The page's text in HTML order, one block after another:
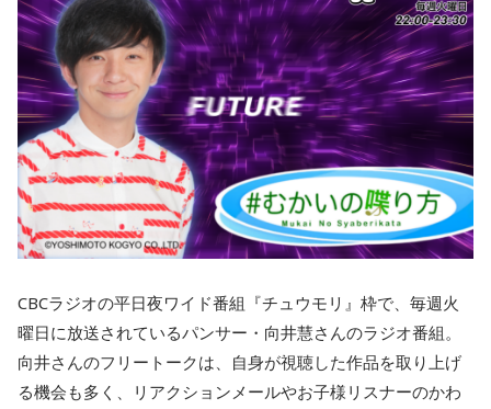
CBCラジオの平日夜ワイド番組『チュウモリ』枠で、毎週火
曜日に放送されているパンサー・向井慧さんのラジオ番組。
向井さんのフリートークは、自身が視聴した作品を取り上げ
る機会も多く、リアクションメールやお子様リスナーのかわ